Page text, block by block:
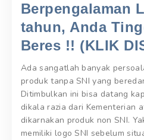
Berpengalaman
tahun, Anda
Beres !! (KLIK
Ada sangatlah banyak
produk tanpa SNI yang
Ditimbulkan ini bisa datang
dikala razia dari Kementerian
dikarnakan produk non SNI.
memiliki logo SNI sebelum